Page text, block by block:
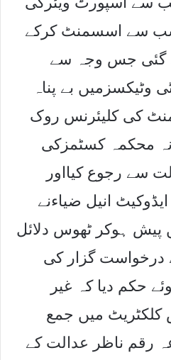
سے اسسمنٹ کرکے
گئی جس وجہ سے
وٹیکسزمیں بے پناہ
کی کلیئرنس روک
نہ محکمہ کسٹمزکی
سے رجوع کیااور
انیل ضیاءنے
ہوکر ٹھوس دلائل
درخواست گزار کی
حکم دیا کہ غیر
کلکٹریٹ میں جمع
رقم ناظر عدالت کے